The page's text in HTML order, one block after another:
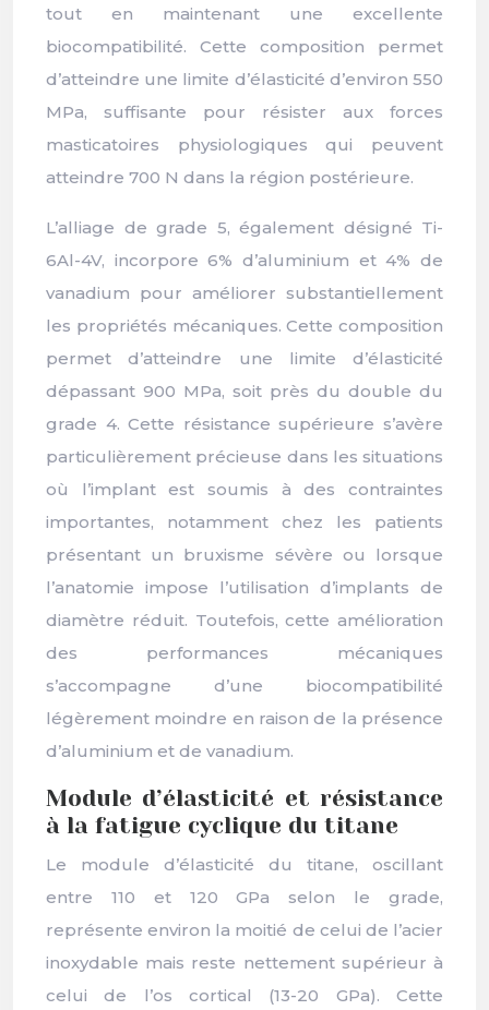
tout en maintenant une excellente
biocompatibilité. Cette composition permet
d’atteindre une limite d’élasticité d’environ 550
MPa, suffisante pour résister aux forces
masticatoires physiologiques qui peuvent
atteindre 700 N dans la région postérieure.
L’alliage de grade 5, également désigné Ti-
6Al-4V, incorpore 6% d’aluminium et 4% de
vanadium pour améliorer substantiellement
les propriétés mécaniques. Cette composition
permet d’atteindre une limite d’élasticité
dépassant 900 MPa, soit près du double du
grade 4. Cette résistance supérieure s’avère
particulièrement précieuse dans les situations
où l’implant est soumis à des contraintes
importantes, notamment chez les patients
présentant un bruxisme sévère ou lorsque
l’anatomie impose l’utilisation d’implants de
diamètre réduit. Toutefois, cette amélioration
des performances mécaniques
s’accompagne d’une biocompatibilité
légèrement moindre en raison de la présence
d’aluminium et de vanadium.
Module d’élasticité et résistance
à la fatigue cyclique du titane
Le module d’élasticité du titane, oscillant
entre 110 et 120 GPa selon le grade,
représente environ la moitié de celui de l’acier
inoxydable mais reste nettement supérieur à
celui de l’os cortical (13-20 GPa). Cette